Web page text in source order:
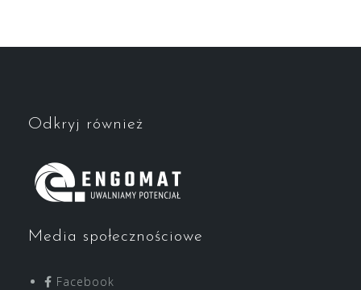
Odkryj również
Media społecznościowe
Facebook